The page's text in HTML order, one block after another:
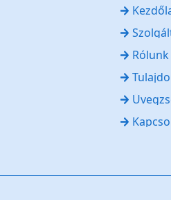
Rólunk